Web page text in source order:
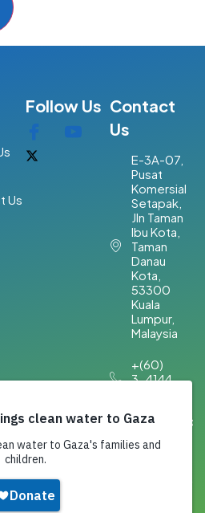
Us
Follow Us Contact
Us
E-3A-07,
Pusat
Komersial
Setapak,
Jln Taman
Ibu Kota,
Taman
Danau
Kota,
53300
Kuala
Lumpur,
Malaysia​
+(60)
3-4144
IESCO. All Rights Reserved.